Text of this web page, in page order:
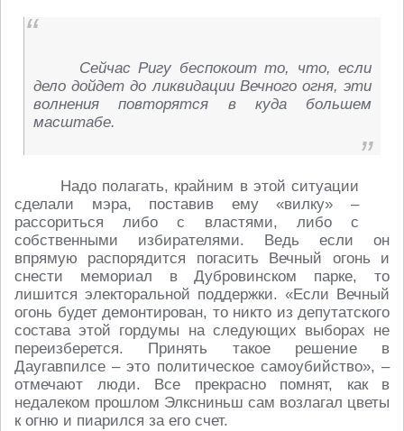
Сейчас Ригу беспокоит то, что, если
дело дойдет до ликвидации Вечного огня, эти
волнения повторятся в куда большем
масштабе.
Надо полагать, крайним в этой ситуации
сделали мэра, поставив ему «вилку» –
рассориться либо с властями, либо с
собственными избирателями. Ведь если он
впрямую распорядится погасить Вечный огонь и
снести мемориал в Дубровинском парке, то
лишится электоральной поддержки. «Если Вечный
огонь будет демонтирован, то никто из депутатского
состава этой гордумы на следующих выборах не
переизберется. Принять такое решение в
Даугавпилсе – это политическое самоубийство», –
отмечают люди. Все прекрасно помнят, как в
недалеком прошлом Элксниньш сам возлагал цветы
к огню и пиарился за его счет.